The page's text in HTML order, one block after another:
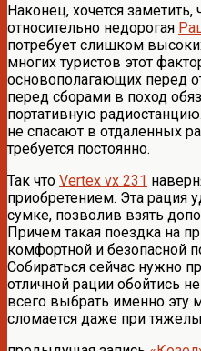
Наконец, хочется заметить,
относительно недорогая
потребует слишком
многих туристов этот
основополагающих перед
перед сборами в поход
портативную
не спасают в отдаленных
требуется постоянно.
Так что Vertex vx 231
приобретением. Эта рация
сумке, позволив взять
Причем такая поездка на
комфортной и безопасной
Собираться сейчас нужно
отличной рации обойтись
всего выбрать именно эту
сломается даже при